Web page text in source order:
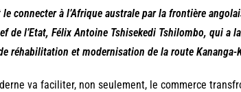
le connecter à l’Afrique australe par la frontière
de l’Etat, Félix Antoine Tshisekedi Tshilombo, qui a
réhabilitation et modernisation de la route Kananga-
va faciliter, non seulement, le commerce